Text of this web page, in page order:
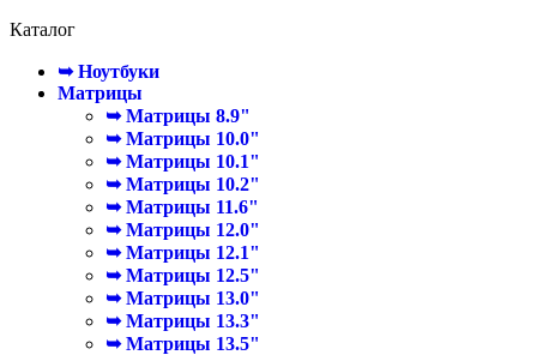
Каталог
➥ Ноутбуки
Матрицы
➥ Матрицы 8.9"
➥ Матрицы 10.0"
➥ Матрицы 10.1"
➥ Матрицы 10.2"
➥ Матрицы 11.6"
➥ Матрицы 12.0"
➥ Матрицы 12.1"
➥ Матрицы 12.5"
➥ Матрицы 13.0"
➥ Матрицы 13.3"
➥ Матрицы 13.5"